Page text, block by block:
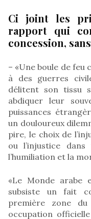
Ci joint les
rapport qui
concession,
– «Une boule de feu
à des guerres
délitent son tissu
abdiquer leur
puissances
un douloureux
pire, le choix de
ou l’injustice
l’humiliation et la
«Le Monde arabe
subsiste un fait
première zone
occupation